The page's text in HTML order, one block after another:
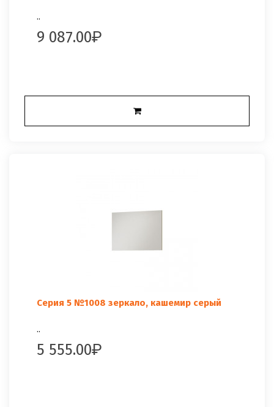
..
9 087.00
Серия 5 №1008 зеркало, кашемир серый
..
5 555.00